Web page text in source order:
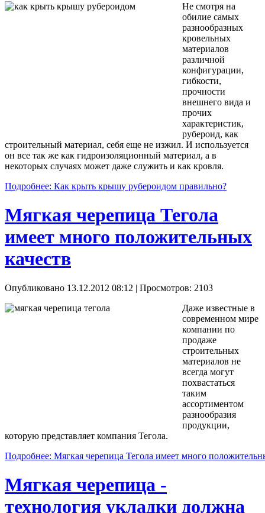
Не смотря на
обилие самых
разнообразных
кровельных
материалов
различной
конфигурации,
гибкости,
прочности
внешнего вида и
прочих
характеристик,
рубероид, как
строительный материал, себя еще не изжил. И используется
он все так же как гидроизоляционный материал, а в
некоторых случаях может даже служить и как кровля.
Подробнее: Как крыть крышу рубероидом правильно?
Мягкая черепица Тегола
имеет много положительных
качеств
Опубликовано 13.12.2012 08:12 | Просмотров: 2103
Даже известные в
современном мире
компании по
продаже
строительных
материалов не
всегда могут
похвастаться
таким
ассортиментом
разнообразия
продукции,
которую представляет компания Тегола.
Подробнее: Мягкая черепица Тегола имеет много
Мягкая черепица -
технология укладки должна